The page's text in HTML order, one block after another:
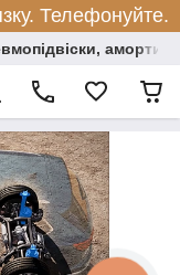
Телефонуйте.